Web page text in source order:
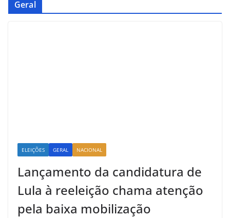
Geral
ELEIÇÕES GERAL NACIONAL
Lançamento da candidatura de
Lula à reeleição chama atenção
pela baixa mobilização